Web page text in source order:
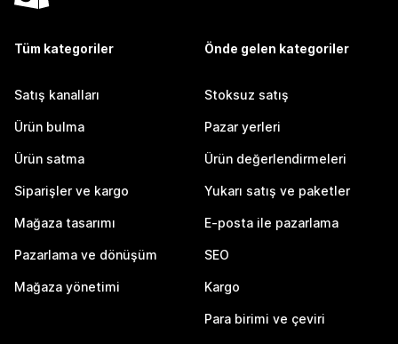
Tüm kategoriler
Satış kanalları
Ürün bulma
Ürün satma
Siparişler ve kargo
Mağaza tasarımı
Pazarlama ve dönüşüm
Mağaza yönetimi
Önde gelen kategoriler
Stoksuz satış
Pazar yerleri
Ürün değerlendirmeleri
Yukarı satış ve paketler
E-posta ile pazarlama
SEO
Kargo
Para birimi ve çeviri